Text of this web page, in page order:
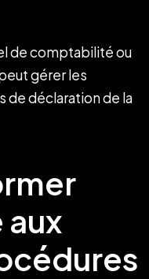
de comptabilité ou
gérer les
de déclaration de la